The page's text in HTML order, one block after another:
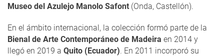
Museo del Azulejo Manolo Safont (Onda, Castellón).
En el ámbito internacional, la colección formó parte de la
Bienal de Arte Contemporáneo de Madeira en 2014 y
llegó en 2019 a Quito (Ecuador). En 2011 incorporó su